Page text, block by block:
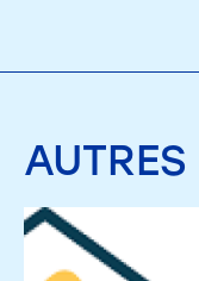
AUTRES